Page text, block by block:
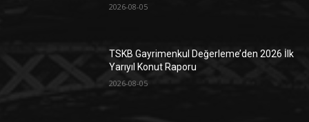
2026-08-05
TSKB Gayrimenkul Değerleme’den 2026 İlk
Yarıyıl Konut Raporu
2026-08-05